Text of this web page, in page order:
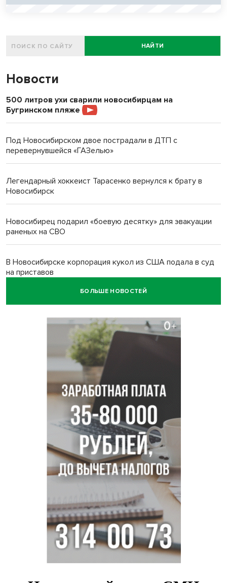
НАЙТИ
Новости
500 литров ухи сварили новосибирцам на
Бугринском пляже
Под Новосибирском двое пострадали в ДТП с
перевернувшейся «ГАЗелью»
Легендарный хоккеист Тарасенко вернулся к брату в
Новосибирск
Новосибирец подарил «боевую десятку» для эвакуации
раненых на СВО
В Новосибирске корпорация кукол из США подала в суд
на приставов
В Новосибирске минздрав объявил бесплатную
В Новосибирске врачи прооперировали 25 тысяч
пациентов с катарактой
Знаменитый орангутан Бату отметил юбилей в
новосибирском зоопарке
Новосибирские хирурги спасли сердце восьмиклассницы
с донорским клапаном
БОЛЬШЕ НОВОСТЕЙ